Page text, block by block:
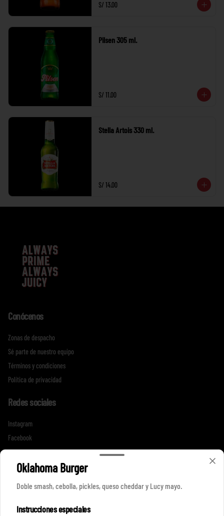
S/ 13.00
Pilsen 305 ml.
S/ 11.00
Stella Artois 330 ml.
S/ 14.00
Conócenos
Zonas de despacho
Sé parte de nuestro equipo
Términos y condiciones
Política de privacidad
Redes sociales
Instagram
Facebook
Mi cuenta
Pedir
Oklahoma Burger
Doble smash, cebolla, pickles, queso cheddar y Lucy mayo.
Instrucciones especiales